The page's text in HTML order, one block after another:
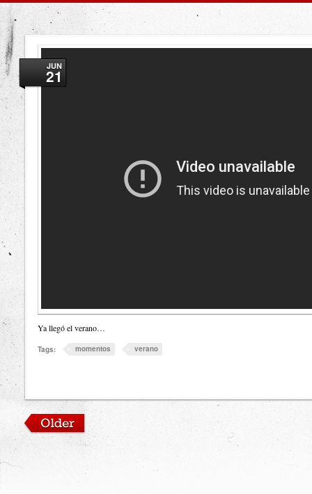
JUN
21
Ya llegó el verano…
Tags: momentos verano